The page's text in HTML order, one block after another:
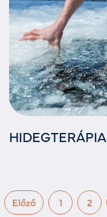
HIDEGTERÁPIA
Előző 1 2